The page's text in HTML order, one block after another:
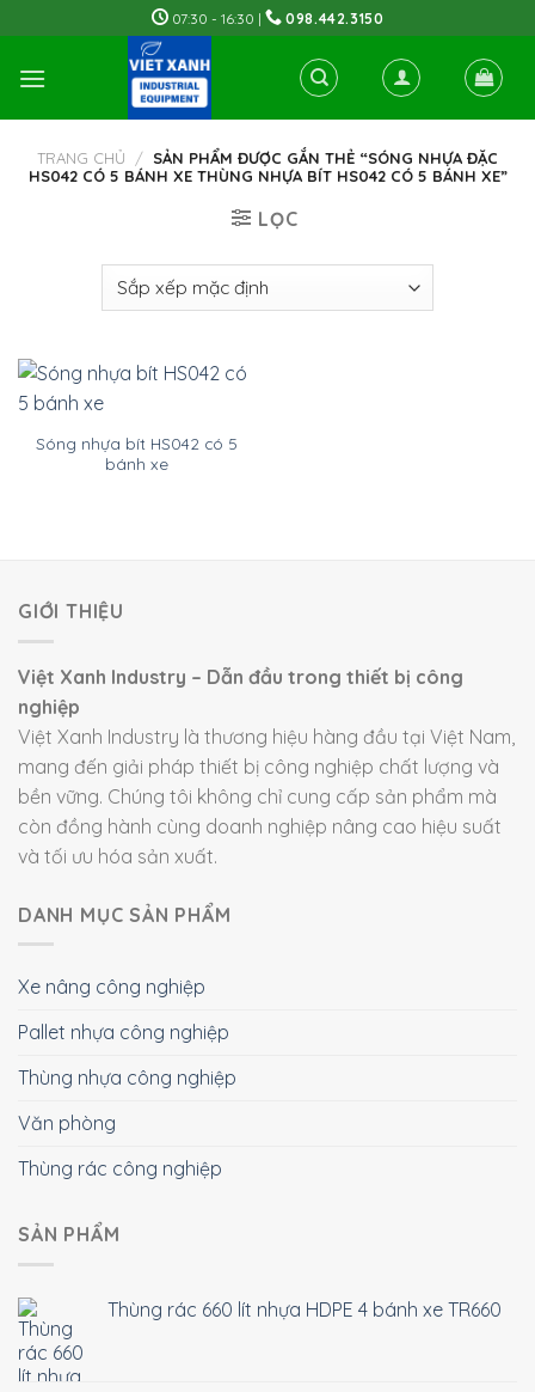
to
content
07:30 - 16:30 | 098.442.3150
TRANG CHỦ / SẢN PHẨM ĐƯỢC GẮN THẺ “SÓNG NHỰA ĐẶC
HS042 CÓ 5 BÁNH XE THÙNG NHỰA BÍT HS042 CÓ 5 BÁNH XE”
LỌC
Sóng nhựa bít HS042 có 5
bánh xe
GIỚI THIỆU
Việt Xanh Industry – Dẫn đầu trong thiết bị công
nghiệp
Việt Xanh Industry là thương hiệu hàng đầu tại Việt Nam,
mang đến giải pháp thiết bị công nghiệp chất lượng và
bền vững. Chúng tôi không chỉ cung cấp sản phẩm mà
còn đồng hành cùng doanh nghiệp nâng cao hiệu suất
và tối ưu hóa sản xuất.
DANH MỤC SẢN PHẨM
Xe nâng công nghiệp
Pallet nhựa công nghiệp
Thùng nhựa công nghiệp
Văn phòng
Thùng rác công nghiệp
SẢN PHẨM
Thùng rác 660 lít nhựa HDPE 4 bánh xe TR660